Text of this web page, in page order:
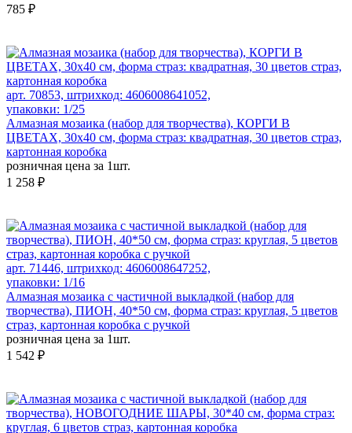
785 ₽
арт. 70853, штрихкод: 4606008641052,
упаковки: 1/25
Алмазная мозаика (набор для творчества), КОРГИ В
ЦВЕТАХ, 30x40 см, форма страз: квадратная, 30 цветов страз,
картонная коробка
розничная цена за 1шт.
1 258 ₽
арт. 71446, штрихкод: 4606008647252,
упаковки: 1/16
Алмазная мозаика с частичной выкладкой (набор для
творчества), ПИОН, 40*50 см, форма страз: круглая, 5 цветов
страз, картонная коробка с ручкой
розничная цена за 1шт.
1 542 ₽